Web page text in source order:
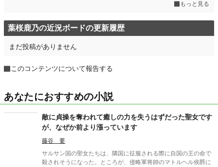
もっと見る
葉桜鹿乃の近況ボードの更新履歴
まだ投稿がありません
このコンテンツについて報告する
あなたにおすすめの小説
敵に貞操を奪われて癒しの力を失うはずだった聖女です
が、なぜか前より漲っています
藤谷 要
サルサン国の聖女たちは、隣国に征服される際に自国の王の命で
殺されそうになった。ところが、侵略軍将帥のマトルヘル侯爵に